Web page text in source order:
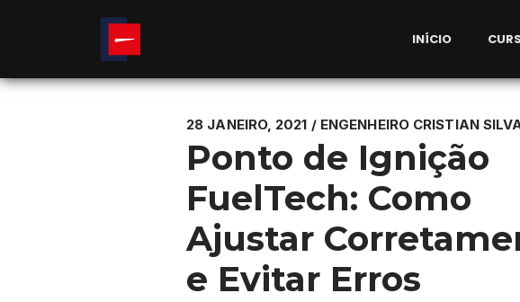
INÍCIO
28 JANEIRO, 2021 / ENGENHEIRO CRISTIAN
Ponto de Ignição
FuelTech: Como
Ajustar
e Evitar Erros